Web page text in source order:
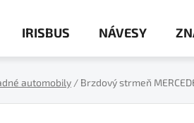
IRISBUS NÁVESY
automobily / Brzdový strmeň